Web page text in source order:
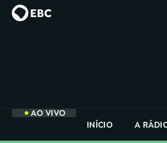
AO VIVO
INÍCIO
A